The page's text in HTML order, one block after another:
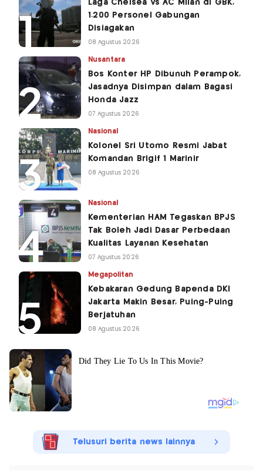
Laga Chelsea Vs AC Milan di GBK,
1.200 Personel Gabungan
Disiagakan
08 Agustus 2026
Nusantara
Bos Konter HP Dibunuh Perampok,
Jasadnya Disimpan dalam Bagasi
Honda Jazz
07 Agustus 2026
Nasional
Kolonel Sri Utomo Resmi Jabat
Komandan Brigif 1 Marinir
08 Agustus 2026
Nasional
Kementerian HAM Tegaskan BPJS
Tak Boleh Jadi Dasar Perbedaan
Kualitas Layanan Kesehatan
07 Agustus 2026
Megapolitan
Kebakaran Gedung Bapenda DKI
Jakarta Makin Besar, Puing-Puing
Berjatuhan
08 Agustus 2026
Telusuri berita news lainnya